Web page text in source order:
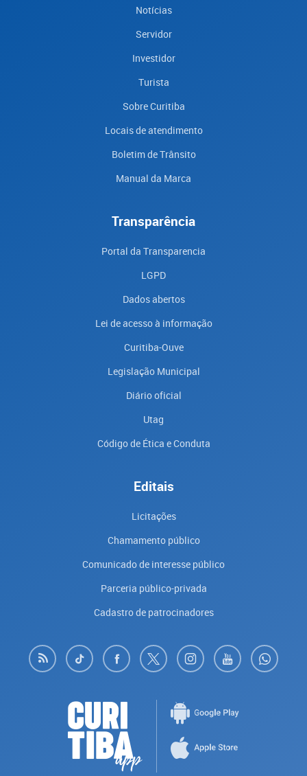
Notícias
Servidor
Investidor
Turista
Sobre Curitiba
Locais de atendimento
Boletim de Trânsito
Manual da Marca
Transparência
Portal da Transparencia
LGPD
Dados abertos
Lei de acesso à informação
Curitiba-Ouve
Legislação Municipal
Diário oficial
Utag
Código de Ética e Conduta
Editais
Licitações
Chamamento público
Comunicado de interesse público
Parceria público-privada
Cadastro de patrocinadores